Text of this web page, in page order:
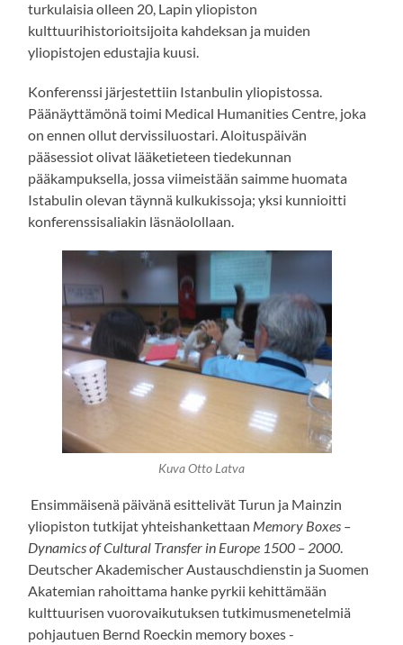
turkulaisia olleen 20, Lapin yliopiston
kulttuurihistorioitsijoita kahdeksan ja muiden
yliopistojen edustajia kuusi.
Konferenssi järjestettiin Istanbulin yliopistossa.
Päänäyttämönä toimi Medical Humanities Centre, joka
on ennen ollut dervissiluostari. Aloituspäivän
pääsessiot olivat lääketieteen tiedekunnan
pääkampuksella, jossa viimeistään saimme huomata
Istabulin olevan täynnä kulkukissoja; yksi kunnioitti
konferenssisaliakin läsnäolollaan.
Kuva Otto Latva
Ensimmäisenä päivänä esittelivät Turun ja Mainzin
yliopiston tutkijat yhteishankettaan Memory Boxes –
Dynamics of Cultural Transfer in Europe 1500 – 2000.
Deutscher Akademischer Austauschdienstin ja Suomen
Akatemian rahoittama hanke pyrkii kehittämään
kulttuurisen vuorovaikutuksen tutkimusmenetelmiä
pohjautuen Bernd Roeckin memory boxes -